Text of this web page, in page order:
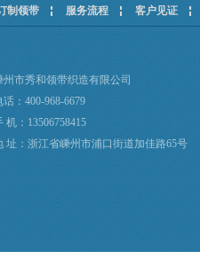
制领带 服务流程 客户见证
州市秀和领带织造有限公司
话：400-968-6679
机：13506758415
址：浙江省嵊州市浦口街道加佳路65号